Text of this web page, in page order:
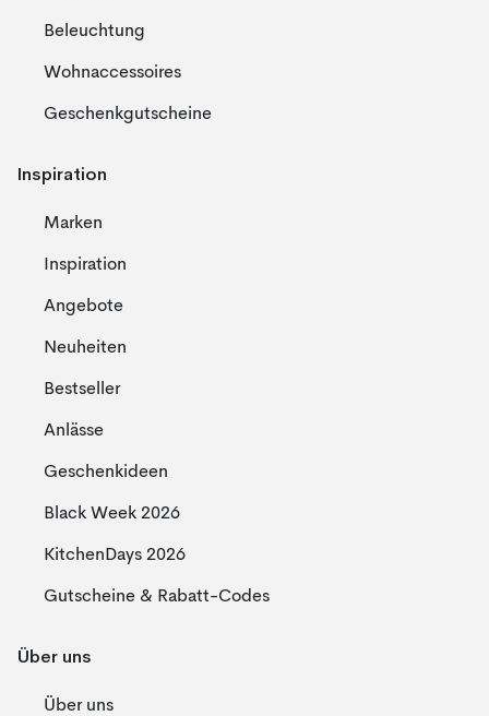
Beleuchtung
Wohnaccessoires
Geschenkgutscheine
Inspiration
Marken
Inspiration
Angebote
Neuheiten
Bestseller
Anlässe
Geschenkideen
Black Week 2026
KitchenDays 2026
Gutscheine & Rabatt-Codes
Über uns
Über uns